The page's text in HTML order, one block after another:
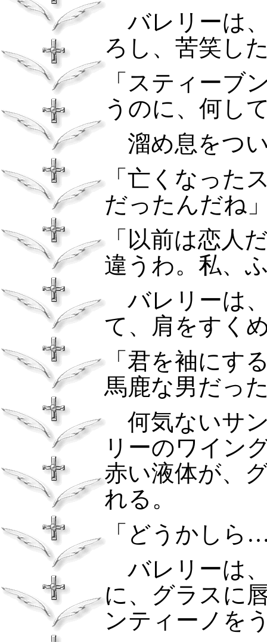
バレリーは
ろし、苦笑し
「スティーブ
うのに、何し
溜め息をつ
「亡くなった
だったんだね
「以前は恋人
違うわ。私、
バレリーは
て、肩をすく
「君を袖にす
馬鹿な男だっ
何気ないサ
リーのワイン
赤い液体が、
れる。
「どうかし
バレリーは
に、グラスに
ンティーノを